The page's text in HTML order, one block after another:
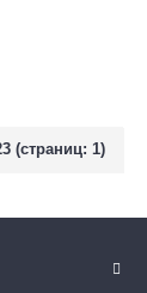
(страниц: 1)